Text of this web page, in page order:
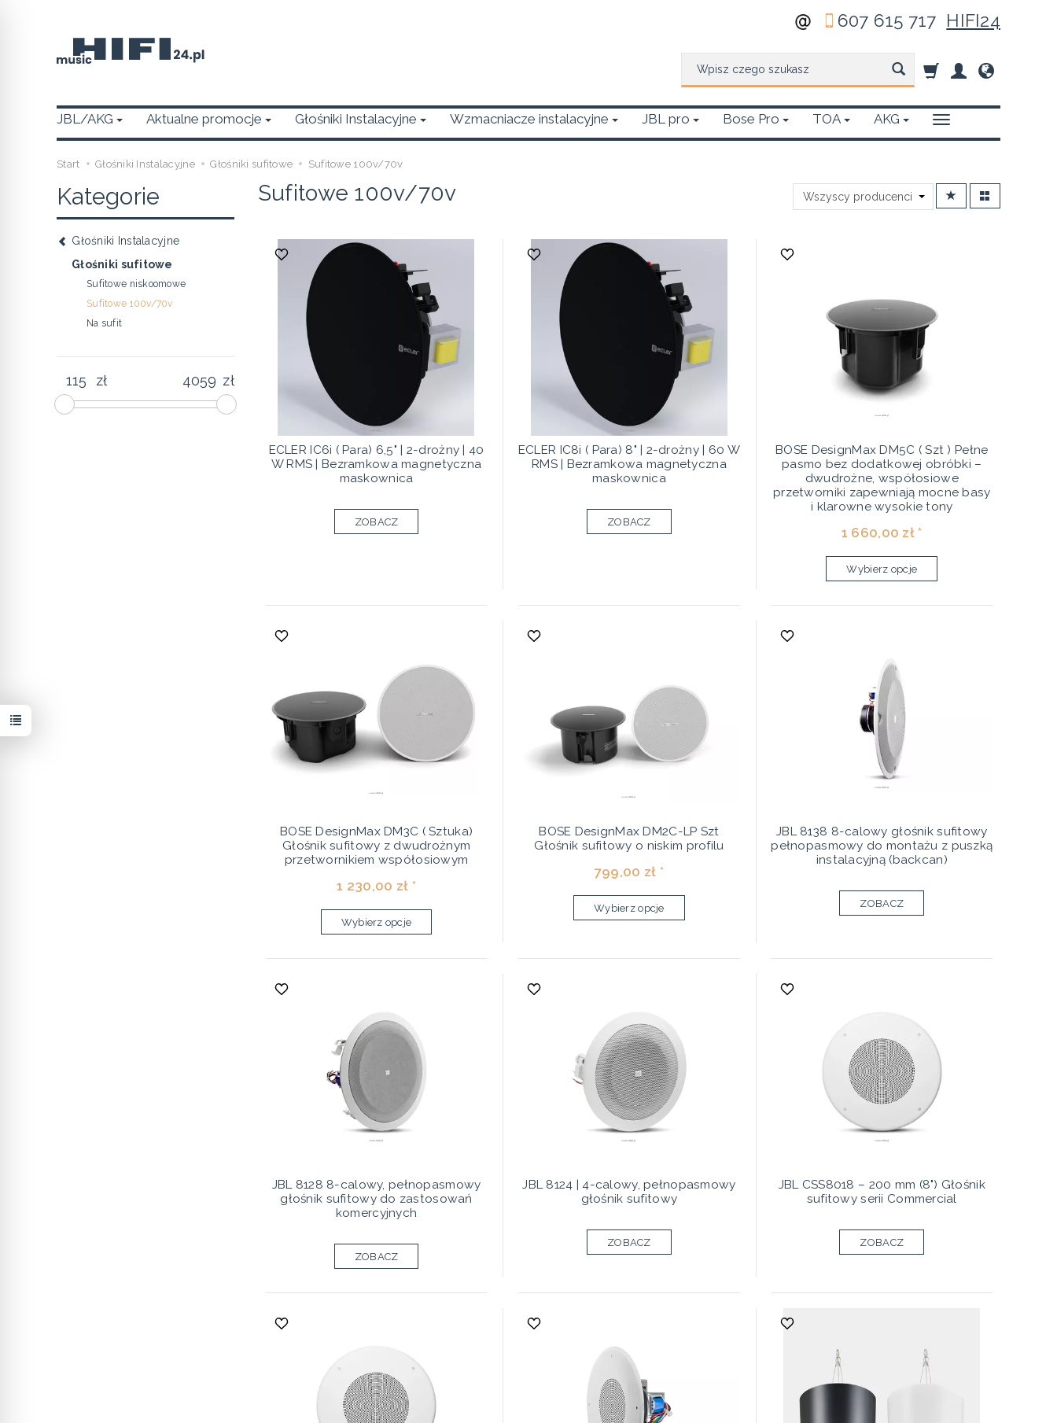
607 615 717 HIFI24
JBL/AKG Aktualne promocje Głośniki Instalacyjne Wzmacniacze instalacyjne JBL pro Bose Pro TOA AKG
Start Głośniki Instalacyjne Głośniki sufitowe Sufitowe 100v/70v
Sufitowe 100v/70v
ECLER IC6i ( Para) 6,5" | 2-drożny | 40
W RMS | Bezramkowa magnetyczna
maskownica
ZOBACZ
ECLER IC8i ( Para) 8" | 2-drożny | 60 W
RMS | Bezramkowa magnetyczna
maskownica
ZOBACZ
BOSE DesignMax DM5C ( Szt ) Pełne
pasmo bez dodatkowej obróbki –
dwudrożne, współosiowe
przetworniki zapewniają mocne basy
i klarowne wysokie tony
1 660,00 zł *
Wybierz opcje
BOSE DesignMax DM3C ( Sztuka)
Głośnik sufitowy z dwudrożnym
przetwornikiem współosiowym
1 230,00 zł *
Wybierz opcje
BOSE DesignMax DM2C-LP Szt
Głośnik sufitowy o niskim profilu
799,00 zł *
Wybierz opcje
JBL 8138 8-calowy głośnik sufitowy
pełnopasmowy do montażu z puszką
instalacyjną (backcan)
ZOBACZ
JBL 8128 8-calowy, pełnopasmowy
głośnik sufitowy do zastosowań
komercyjnych
ZOBACZ
JBL 8124 | 4-calowy, pełnopasmowy
głośnik sufitowy
ZOBACZ
JBL CSS8018 – 200 mm (8") Głośnik
sufitowy serii Commercial
ZOBACZ
Kategorie
Głośniki Instalacyjne
Głośniki sufitowe
Sufitowe niskoomowe
Sufitowe 100v/70v
Na sufit
zł zł